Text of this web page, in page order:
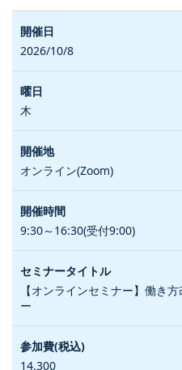
2026/10/8
木
オンライン(Zoom)
9:30～16:30(受付9:00)
【オンラインセミナー】働き
ー
14,300